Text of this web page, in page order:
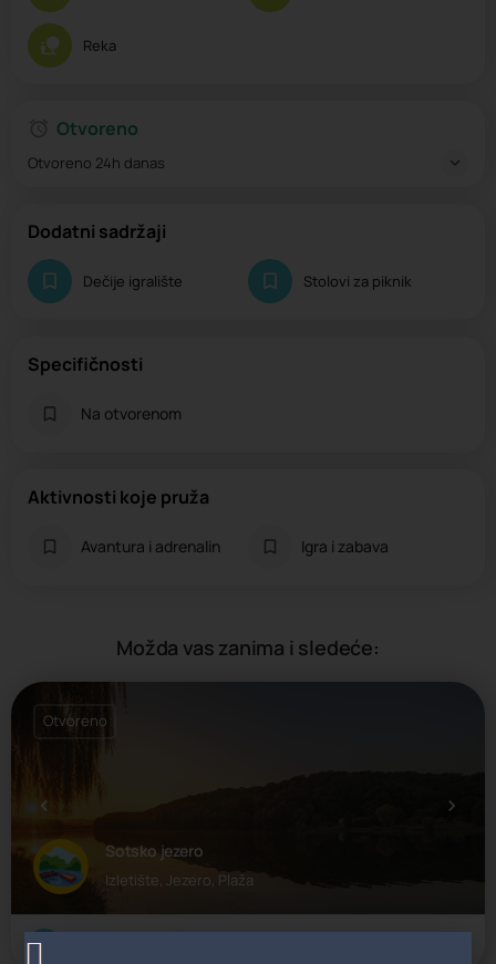
Reka
Otvoreno
Otvoreno 24h danas
Dodatni sadržaji
Dečije igralište Stolovi za piknik
Specifičnosti
Na otvorenom
Aktivnosti koje pruža
Avantura i adrenalin Igra i zabava
Možda vas zanima i sledeće:
Sotsko jezero
Izletište, Jezero, Plaža
Otvoreno